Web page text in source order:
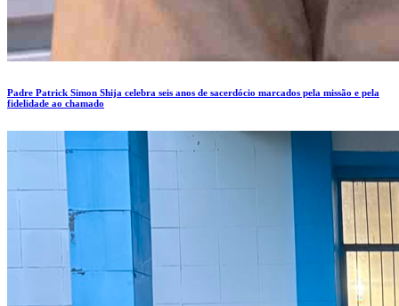
Padre Patrick Simon Shija celebra seis anos de sacerdócio marcados pela missão e pela
fidelidade ao chamado